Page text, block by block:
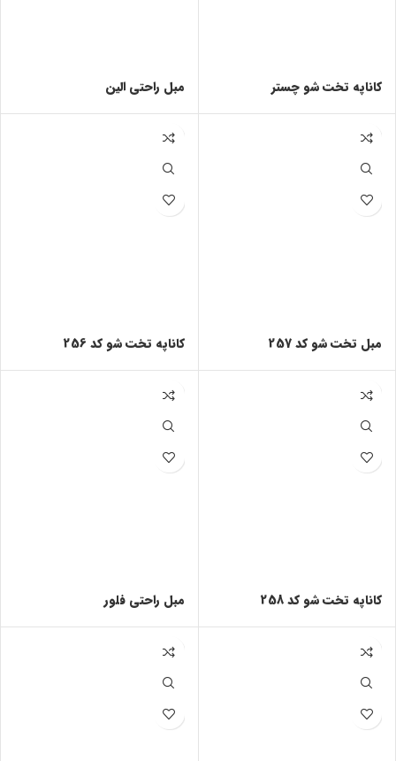
کاناپه تخت شو چستر مبل راحتی الین
مبل تخت شو کد 257 كاناپه تخت شو کد 256
كاناپه تخت شو کد 258 مبل راحتی فلور